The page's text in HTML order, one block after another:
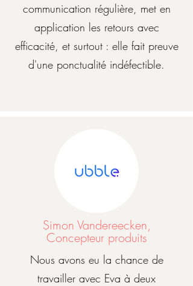
communication régulière, met en
application les retours avec
efficacité, et surtout : elle fait preuve
d'une ponctualité indéfectible.
Simon Vandereecken,
Concepteur produits
Nous avons eu la chance de
travailler avec Eva à deux